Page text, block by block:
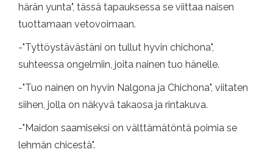
härän yunta", tässä tapauksessa se viittaa naisen
tuottamaan vetovoimaan.
-"Tyttöystävästäni on tullut hyvin chichona",
suhteessa ongelmiin, joita nainen tuo hänelle.
-"Tuo nainen on hyvin Nalgona ja Chichona", viitaten
siihen, jolla on näkyvä takaosa ja rintakuva.
-"Maidon saamiseksi on välttämätöntä poimia se
lehmän chicestä".